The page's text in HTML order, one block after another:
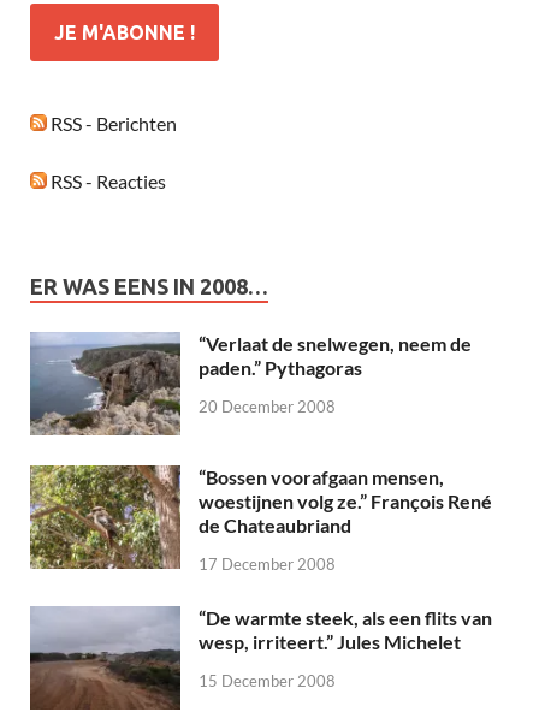
RSS - Berichten
RSS - Reacties
ER WAS EENS IN 2008…
“Verlaat de snelwegen, neem de
paden.” Pythagoras
20 December 2008
“Bossen voorafgaan mensen,
woestijnen volg ze.” François René
de Chateaubriand
17 December 2008
“De warmte steek, als een flits van
wesp, irriteert.” Jules Michelet
15 December 2008